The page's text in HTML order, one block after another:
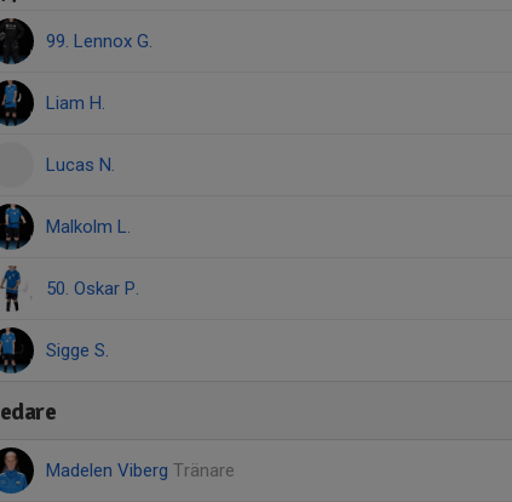
99. Lennox G.
Liam H.
Lucas N.
Malkolm L.
50. Oskar P.
Sigge S.
Madelen Viberg Tränare